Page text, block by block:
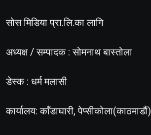
सोस मिडिया प्रा.लि.का लागि
अध्यक्ष / सम्पादक : सोमनाथ बास्तोला
डेस्क : धर्म मलासी
कार्यालय: काँडाघारी, पेप्सीकोला(काठमाडौं)